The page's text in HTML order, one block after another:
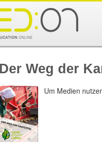
Der Weg der
Um Medien